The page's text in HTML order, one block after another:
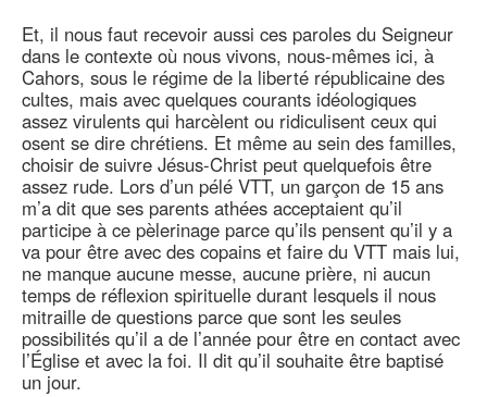
Et, il nous faut recevoir aussi ces paroles du Seigneur
dans le contexte où nous vivons, nous-mêmes ici, à
Cahors, sous le régime de la liberté républicaine des
cultes, mais avec quelques courants idéologiques
assez virulents qui harcèlent ou ridiculisent ceux qui
osent se dire chrétiens. Et même au sein des familles,
choisir de suivre Jésus-Christ peut quelquefois être
assez rude. Lors d’un pélé VTT, un garçon de 15 ans
m’a dit que ses parents athées acceptaient qu’il
participe à ce pèlerinage parce qu’ils pensent qu’il y a
va pour être avec des copains et faire du VTT mais lui,
ne manque aucune messe, aucune prière, ni aucun
temps de réflexion spirituelle durant lesquels il nous
mitraille de questions parce que sont les seules
possibilités qu’il a de l’année pour être en contact avec
l’Église et avec la foi. Il dit qu’il souhaite être baptisé
un jour.